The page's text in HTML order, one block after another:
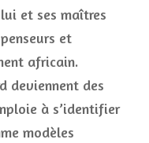
lui et ses maîtres
penseurs et
africain.
deviennent des
à s’identifier
modèles